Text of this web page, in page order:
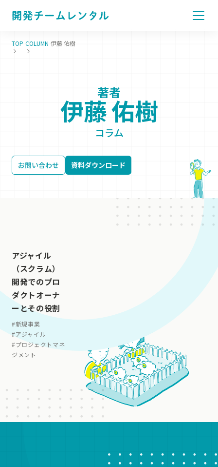
TOP COLUMN 伊藤 佑樹
著者
伊藤 佑樹
コラム
お問い合わせ 資料ダウンロード
アジャイル
（スクラム）
開発でのプロ
ダクトオーナ
ーとその役割
#新規事業
#アジャイル
#プロジェクトマネ
ジメント